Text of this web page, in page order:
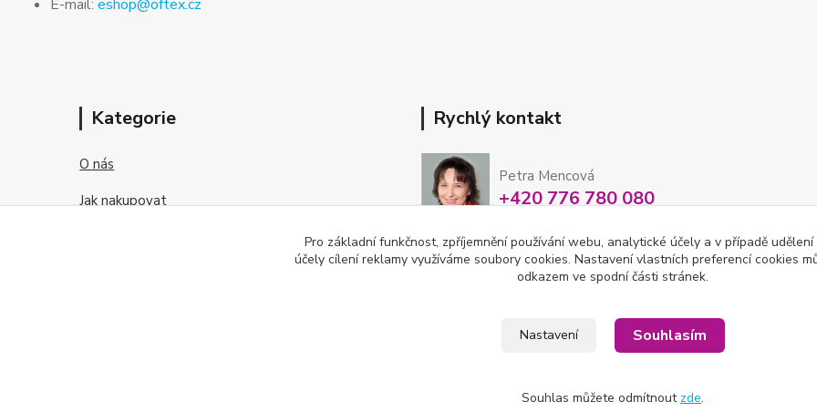
E-mail: eshop@oftex.cz
Kategorie
O nás
Jak nakupovat
Rychlý kontakt
Petra Mencová
+420 776 780 080
eshop@oftex.cz
Pro základní funkčnost, zpříjemnění používání webu, analytické účely a v případě
účely cílení reklamy využíváme soubory cookies. Nastavení vlastních preferencí cookies
odkazem ve spodní části stránek.
Nastavení Souhlasím
Souhlas můžete odmítnout zde.